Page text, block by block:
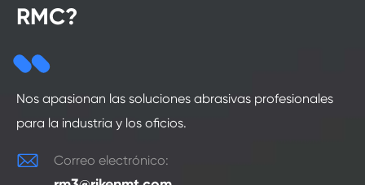
RMC?
Nos apasionan las soluciones abrasivas profesionales
para la industria y los oficios.
 Correo electrónico: